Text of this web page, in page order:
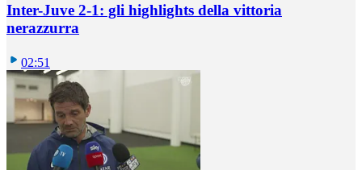
Inter-Juve 2-1: gli highlights della vittoria
nerazzurra
02:51